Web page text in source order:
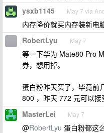
ysxb1145 May 7 via
内存降价就买内存装新电
RobertLyu May 7
等一下华为 Mate80 Pro
券，想用掉。
蛋白粉昨天买了，毕竟前
800 ，昨天 772 元可以接
MasterLei May 7
@RobertLyu 蛋白粉都这